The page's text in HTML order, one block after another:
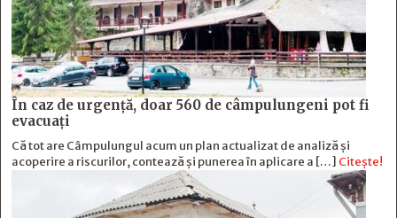
În caz de urgență, doar 560 de câmpulungeni pot fi
evacuați
Că tot are Câmpulungul acum un plan actualizat de analiză și
acoperire a riscurilor, contează și punerea în aplicare a […] Citește!